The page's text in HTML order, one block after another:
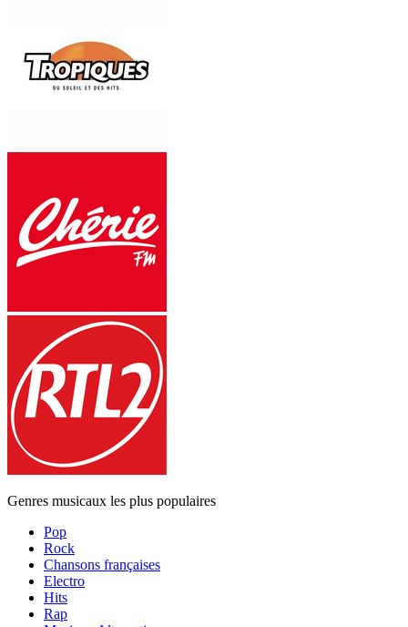
Genres musicaux les plus populaires
Pop
Rock
Chansons françaises
Electro
Hits
Rap